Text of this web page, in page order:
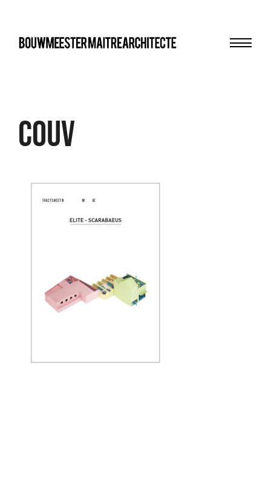
cOUV